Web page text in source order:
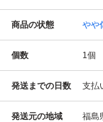
商品の状態 やや
個数 1個
発送までの日数 支払
発送元の地域 福島